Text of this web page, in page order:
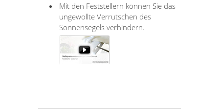
Mit den Feststellern können Sie das
ungewollte Verrutschen des
Sonnensegels verhindern.